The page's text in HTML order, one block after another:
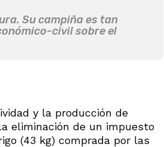
Su campiña es tan
civil sobre el
y la producción de
eliminación de un impuesto
(43 kg) comprada por las